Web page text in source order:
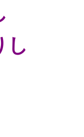
し